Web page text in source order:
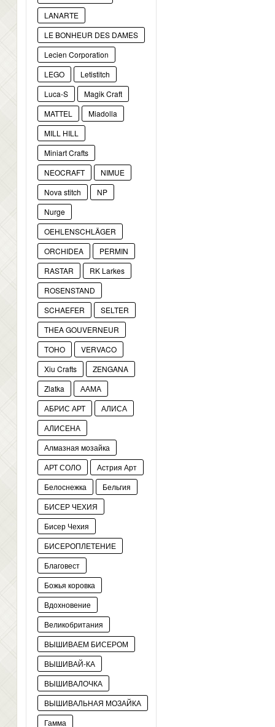
LANARTE
LE BONHEUR DES DAMES
Lecien Corporation
LEGO
Letistitch
Luca-S
Magik Craft
MATTEL
Miadolla
MILL HILL
Miniart Crafts
NEOCRAFT
NIMUE
Nova stitch
NP
Nurge
OEHLENSCHLÄGER
ORCHIDEA
PERMIN
RASTAR
RK Larkes
ROSENSTAND
SCHAEFER
SELTER
THEA GOUVERNEUR
TOHO
VERVACO
Xiu Crafts
ZENGANA
Zlatka
ААМА
АБРИС АРТ
АЛИСА
АЛИСЕНА
Алмазная мозайка
АРТ СОЛО
Астрия Арт
Белоснежка
Бельгия
БИСЕР ЧЕХИЯ
Бисер Чехия
БИСЕРОПЛЕТЕНИЕ
Благовест
Божья коровка
Вдохновение
Великобритания
ВЫШИВАЕМ БИСЕРОМ
ВЫШИВАЙ-КА
ВЫШИВАЛОЧКА
ВЫШИВАЛЬНАЯ МОЗАЙКА
Гамма